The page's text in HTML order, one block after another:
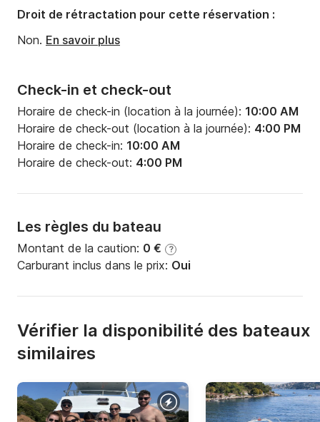
Puissance moteur:800cv
Check-in et check-out
Horaire de check-in (location à la journée): 10:00 AM
Horaire de check-out (location à la journée): 4:00 PM
Horaire de check-in: 10:00 AM
Horaire de check-out: 4:00 PM
Les règles du bateau
Montant de la caution: 0 € ?
Carburant inclus dans le prix: Oui
Droit de rétractation pour cette réservation :
Non. En savoir plus
Vérifier la disponibilité des bateaux
similaires